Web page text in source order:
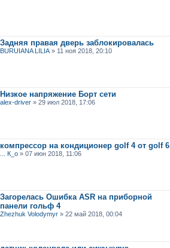
Задняя правая дверь заблокировалась
BURUIANA LILIA » 11 ноя 2018, 20:10
Низкое напряжение Борт сети
alex-driver » 29 июл 2018, 17:06
компрессор на кондиционер golf 4 от golf 6
... К_о » 07 июн 2018, 11:06
Загорелась Ошибка ASR на приборной
панели гольф 4
Zhezhuk Volodymyr » 22 май 2018, 00:04